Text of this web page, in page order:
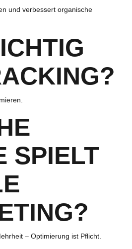
und verbessert organische
SPIELT
– Optimierung ist Pflicht.